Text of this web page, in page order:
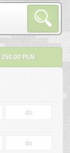
250.00 PLN